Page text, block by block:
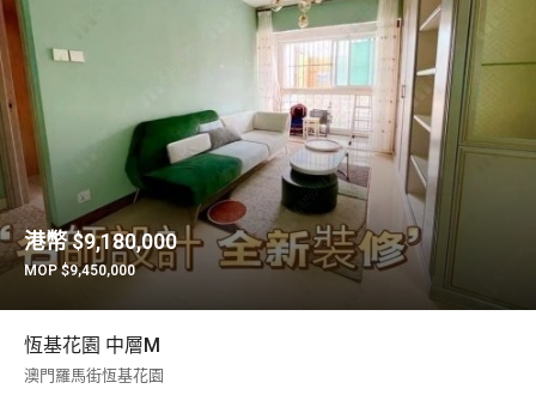
$9,180,000
$9,450,000
恆基花園 中層M
澳門羅馬街恆基花園